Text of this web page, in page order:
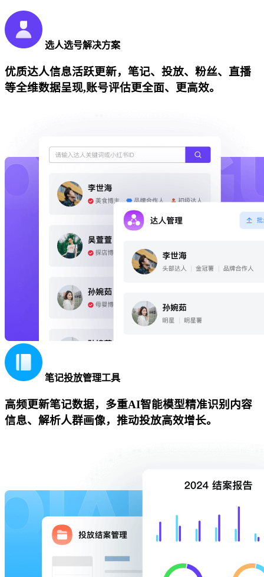
选人选号解决方案
优质达人信息活跃更新，笔记、投放、粉丝、直播
等全维数据呈现,账号评估更全面、更高效。
笔记投放管理工具
高频更新笔记数据，多重AI智能模型精准识别内容
信息、解析人群画像，推动投放高效增长。